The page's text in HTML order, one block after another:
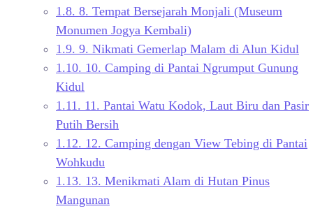
1.8. 8. Tempat Bersejarah Monjali (Museum
Monumen Jogya Kembali)
1.9. 9. Nikmati Gemerlap Malam di Alun Kidul
1.10. 10. Camping di Pantai Ngrumput Gunung
Kidul
1.11. 11. Pantai Watu Kodok, Laut Biru dan Pasir
Putih Bersih
1.12. 12. Camping dengan View Tebing di Pantai
Wohkudu
1.13. 13. Menikmati Alam di Hutan Pinus
Mangunan